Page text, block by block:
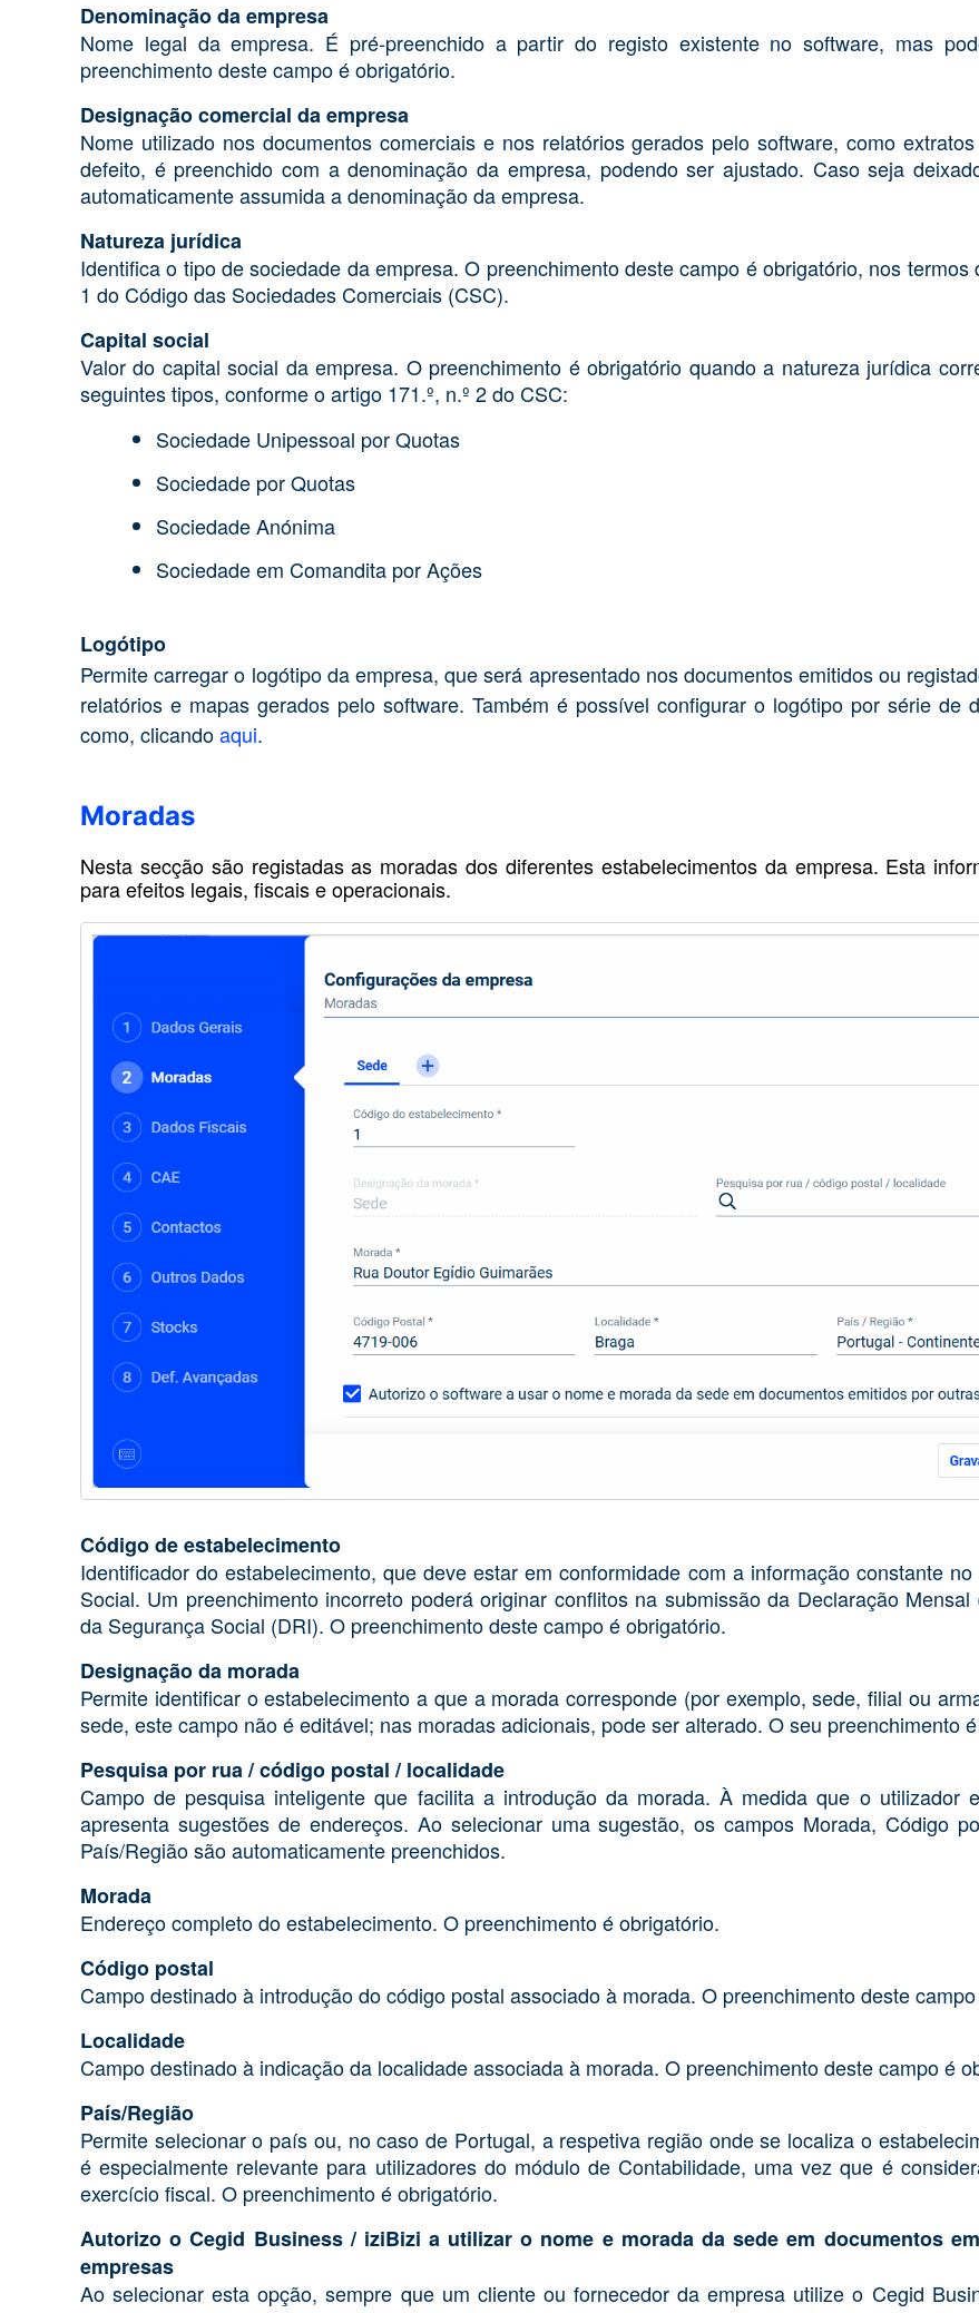
Denominação da empresa
Nome legal da empresa. É pré-preenchido a partir do registo existente no software, mas
preenchimento deste campo é obrigatório.
Designação comercial da empresa
Nome utilizado nos documentos comerciais e nos relatórios gerados pelo software, como
defeito, é preenchido com a denominação da empresa, podendo ser ajustado. Caso seja
automaticamente assumida a denominação da empresa.
Natureza jurídica
Identifica o tipo de sociedade da empresa. O preenchimento deste campo é obrigatório, nos termos
1 do Código das Sociedades Comerciais (CSC).
Capital social
Valor do capital social da empresa. O preenchimento é obrigatório quando a natureza jurídica
seguintes tipos, conforme o artigo 171.º, n.º 2 do CSC:
Sociedade Unipessoal por Quotas
Sociedade por Quotas
Sociedade Anónima
Sociedade em Comandita por Ações
Logótipo
Permite carregar o logótipo da empresa, que será apresentado nos documentos emitidos ou
relatórios e mapas gerados pelo software. Também é possível configurar o logótipo por série de
como, clicandoaqui.
Moradas
Nesta secção são registadas as moradas dos diferentes estabelecimentos da empresa. Esta
para efeitos legais, fiscais e operacionais.
Código de estabelecimento
Identificador do estabelecimento, que deve estar em conformidade com a informação constante
Social. Um preenchimento incorreto poderá originar conflitos na submissão da Declaração
da Segurança Social (DRI). O preenchimento deste campo é obrigatório.
Designação da morada
Permite identificar o estabelecimento a que a morada corresponde (por exemplo, sede, filial ou
sede, este campo não é editável; nas moradas adicionais, pode ser alterado. O seu preenchimento
Pesquisa por rua / código postal / localidade
Campo de pesquisa inteligente que facilita a introdução da morada. À medida que o utilizador
apresenta sugestões de endereços. Ao selecionar uma sugestão, os campos Morada, Código
País/Região são automaticamente preenchidos.
Morada
Endereço completo do estabelecimento. O preenchimento é obrigatório.
Código postal
Campo destinado à introdução do código postal associado à morada. O preenchimento deste
Localidade
Campo destinado à indicação da localidade associada à morada. O preenchimento deste campo é
País/Região
Permite selecionar o país ou, no caso de Portugal, a respetiva região onde se localiza o
é especialmente relevante para utilizadores do módulo de Contabilidade, uma vez que é
exercício fiscal. O preenchimento é obrigatório.
Autorizo o Cegid Business / iziBizi a utilizar o nome e morada da sede em documentos
empresas
Ao selecionar esta opção, sempre que um cliente ou fornecedor da empresa utilize o Cegid